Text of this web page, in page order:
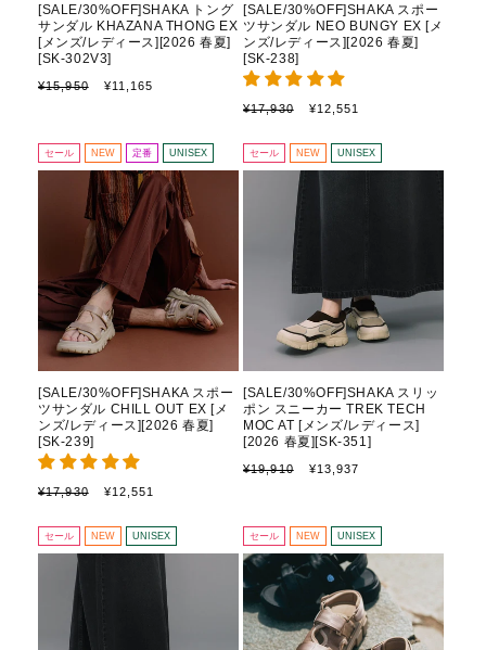
[SALE/30%OFF]SHAKA トング
サンダル KHAZANA THONG EX
[メンズ/レディース][2026 春夏]
[SK-302V3]
通
格
¥15,950
セ
価
格
¥11,165
[SALE/30%OFF]SHAKA スポー
ツサンダル NEO BUNGY EX [メ
ンズ/レディース][2026 春夏]
[SK-238]
通
価
格
¥17,930
セ
ル
価
¥12,551
セール NEW 定番 UNISEX
[SALE/30%OFF]SHAKA スポー
ツサンダル CHILL OUT EX [メ
ンズ/レディース][2026 春夏]
[SK-239]
通
価
格
¥17,930
セ
ル
価
¥12,551
セール NEW UNISEX
[SALE/30%OFF]SHAKA スリッ
ポン スニーカー TREK TECH
MOC AT [メンズ/レディース]
[2026 春夏][SK-351]
通
格
¥19,910
セ
価
格
¥13,937
セール NEW UNISEX セール NEW UNISEX